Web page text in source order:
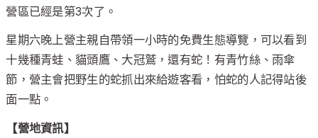
營區已經是第3次了。
星期六晚上營主親自帶領一小時的免費生態導覽，可以看到
十幾種青蛙、貓頭鷹、大冠鷲，還有蛇！有青竹絲、雨傘
節，營主會把野生的蛇抓出來給遊客看，怕蛇的人記得站後
面一點。
【營地資訊】